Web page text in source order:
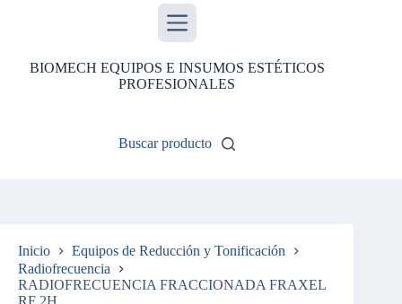
BIOMECH EQUIPOS E INSUMOS ESTÉTICOS
PROFESIONALES
Buscar producto
Inicio
Equipos de Reducción y Tonificación
Radiofrecuencia
RADIOFRECUENCIA FRACCIONADA FRAXEL
RF 2H